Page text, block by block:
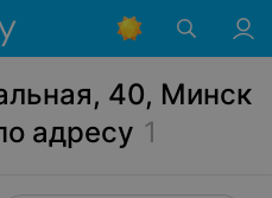
40, Минск
адресу 1